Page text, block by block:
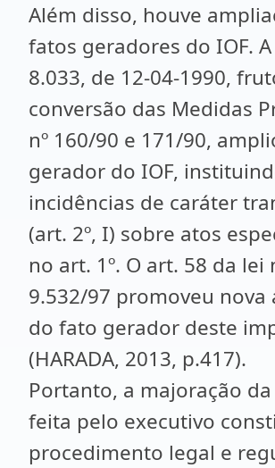
Além disso, houve
fatos geradores do IOF. A
8.033, de 12-04-1990,
conversão das Medidas
nº 160/90 e 171/90,
gerador do IOF,
incidências de caráter
(art. 2º, I) sobre atos
no art. 1º. O art. 58 da lei
9.532/97 promoveu nova
do fato gerador deste
(HARADA, 2013, p.417).
Portanto, a majoração
feita pelo executivo
procedimento legal e